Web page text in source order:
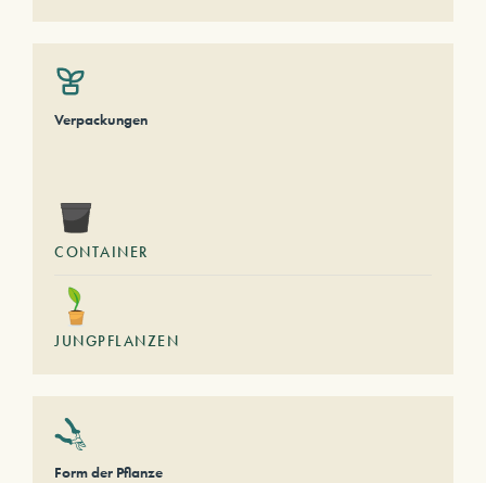
Verpackungen
CONTAINER
JUNGPFLANZEN
Form der Pflanze